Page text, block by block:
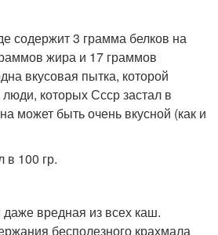
содержит 3 грамма белков на
жира и 17 граммов
вкусовая пытка, которой
которых Ссср застал в
может быть очень вкусной (как и
в 100 гр.
вредная из всех каш.
бесполезного крахмала